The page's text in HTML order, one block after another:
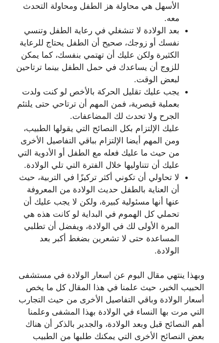
الأسهل هي محاولة هز الطفل ومحاولة التحدث
معه.
بعد الولادة لا تنشغلي في رعاية الطفل وتنسي
نفسك أو زوجك، صحيح أن الطفل يحتاج للرعاية
الكثيرة ولكن عليك أن تهتمي بنفسك، كما يمكن
للزوج أن يساعدك في حمل الطفل بينما ترتاحين
لبعض الوقت.
يجب عليك تقليل الحركة بالأخص لو كنت ولدت
بعملية قيصرية، فمن المهم أن ترتاحي حتى يلتئم
الجرح ولا تحدث لك المضاعفات.
عليك الإلتزام بكل النصائح التي يقولها الطبيب،
ومن المهم أيضا الإلتزام بباقي التفاصيل الأخرى
من حيث ما عليك فعله مع الطفل أو الأدوية التي
عليك أن تتناوليها خلال الفترة التي تلي الولادة.
لا تحاولي أن تكوني أكثر تركيزًا في التربية، حيث
أن العناية بالطفل حديث الولادة من المعروفة
عنها أنها مسئولية كبيرة، ولكن لا يجب عليك أن
تحملي كل الهموم في البداية لو كانت هذه هي
المرة الأولى لك في الولادة، ويفضل أن تطلبي
المساعدة حتى لا تشعرين بضغط أكبر بعد
الولادة.
وبهذا ينتهي مقال اليوم عن اسعار الولادة في مستشفى
الحبيب الخبر، حيث علمنا في هذا المقال كل ما يخص
أسعار الولادة وباقي التفاصيل الأخرى من حيث التجارب
التي مرت بها النساء في الولادة بهذا المشفى وعلمنا
أهم النصائح قبل وبعد الولادة، والجدير بالذكر أن هناك
بعض النصائح الأخرى التي يمكنك طلبها من الطبيب